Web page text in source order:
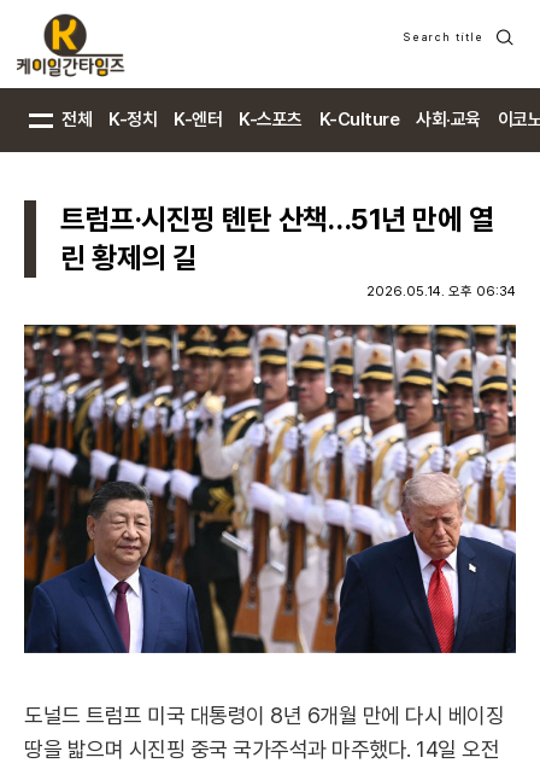
Search title
검
전체 K-정치 K-엔터 K-스포츠 K-Culture 사회·교육 이코
트럼프·시진핑 톈탄 산책…51년 만에 열
린 황제의 길
2026.05.14. 오후 06:34
도널드 트럼프 미국 대통령이 8년 6개월 만에 다시 베이징
땅을 밟으며 시진핑 중국 국가주석과 마주했다. 14일 오전